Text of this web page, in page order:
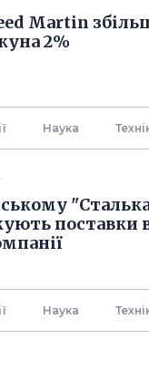
Martin
2%
Наука
поставки
Наука